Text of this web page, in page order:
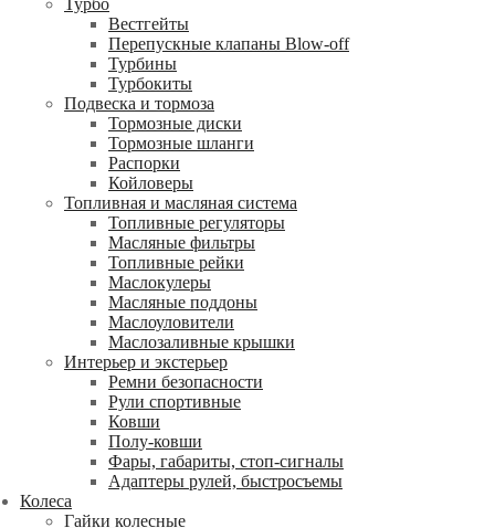
Вестгейты
Перепускные клапаны Blow-off
Турбины
Турбокиты
Подвеска и тормоза
Тормозные диски
Тормозные шланги
Распорки
Койловеры
Топливная и масляная система
Топливные регуляторы
Масляные фильтры
Топливные рейки
Маслокулеры
Масляные поддоны
Маслоуловители
Маслозаливные крышки
Интерьер и экстерьер
Ремни безопасности
Рули спортивные
Ковши
Полу-ковши
Фары, габариты, стоп-сигналы
Адаптеры рулей, быстросъемы
Колеса
Гайки колесные